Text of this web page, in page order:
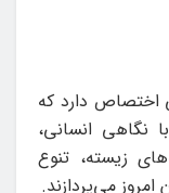
اختصاص دارد که
نگاهی انسانی،
زیسته، تنوع
می‌پردازند.